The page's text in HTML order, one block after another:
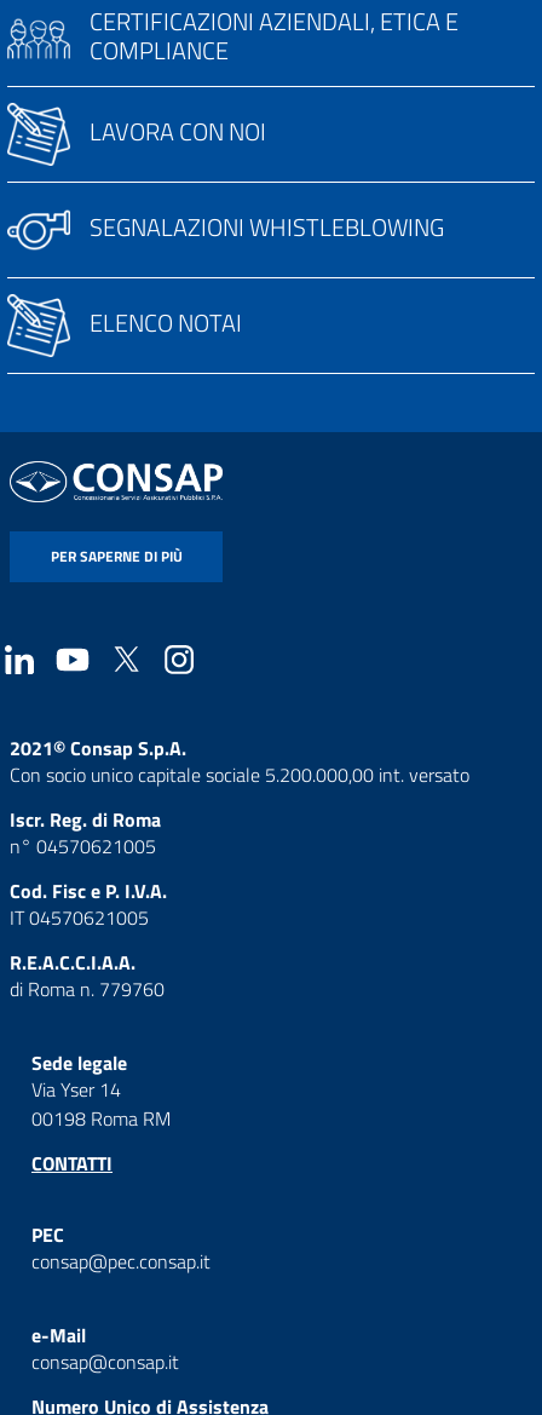
CERTIFICAZIONI AZIENDALI, ETICA E
COMPLIANCE
LAVORA CON NOI
SEGNALAZIONI WHISTLEBLOWING
ELENCO NOTAI
PER SAPERNE DI PIÙ
2021© Consap S.p.A.
Con socio unico capitale sociale 5.200.000,00 int. versato
Iscr. Reg. di Roma
n° 04570621005
Cod. Fisc e P. I.V.A.
IT 04570621005
R.E.A.C.C.I.A.A.
di Roma n. 779760
Sede legale
Via Yser 14
00198 Roma RM
CONTATTI
PEC
consap@pec.consap.it
e-Mail
consap@consap.it
Numero Unico di Assistenza